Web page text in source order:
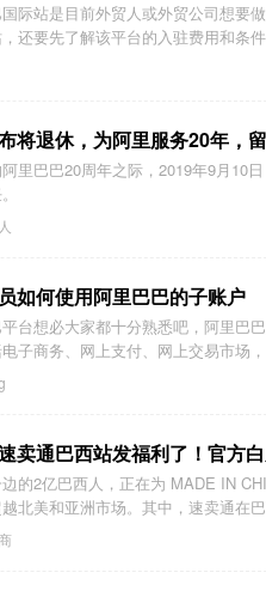
际站是目前外贸人或外贸公司想要
还要先了解该平台的入驻费用和条
将退休，为阿里服务20年，
里巴巴20周年之际，2019年9月10
如何使用阿里巴巴的子账户
台想必大家都十分熟悉吧，阿里巴
子商务、网上支付、网上交易市场
卖通巴西站发福利了！官方白
的2亿巴西人，正在为 MADE IN
北美和亚洲市场。其中，速卖通在